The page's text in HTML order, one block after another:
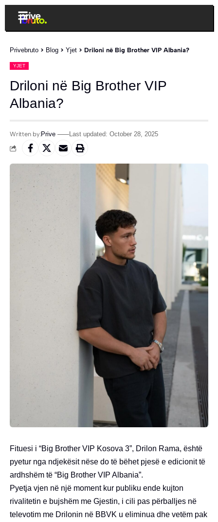
Privebruto > Blog > Yjet > Driloni në Big Brother VIP Albania?
YJET
Driloni në Big Brother VIP
Albania?
Written by:Prive Last updated: October 28, 2025
Fituesi i “Big Brother VIP Kosova 3”, Drilon Rama, është
pyetur nga ndjekësit nëse do të bëhet pjesë e edicionit të
ardhshëm të “Big Brother VIP Albania”.
Pyetja vjen në një moment kur publiku ende kujton
rivalitetin e bujshëm me Gjestin, i cili pas përballjes në
televotim me Drilonin në BBVK u eliminua dhe vetëm pak